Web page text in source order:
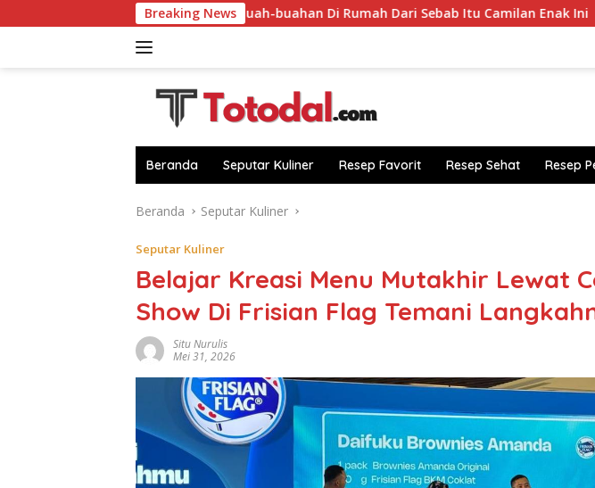
ke
Breaking News
Sulap Buah-buahan Di Rumah Dari Sebab Itu Camilan Enak Ini Makan
Beranda Seputar Kuliner Resep Favorit Resep Sehat Resep
Beranda Seputar Kuliner
Seputar Kuliner
Belajar Kreasi Menu Mutakhir Lewat
Show Di Frisian Flag Temani
Situ Nurulis
Mei 31, 2026